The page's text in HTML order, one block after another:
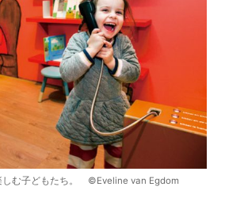
しむ子どもたち。 ©Eveline van Egdom